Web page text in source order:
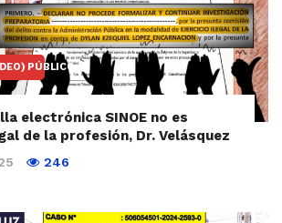
PÚBLICO
electrónica SINOE no es
de la profesión, Dr. Velásquez
246